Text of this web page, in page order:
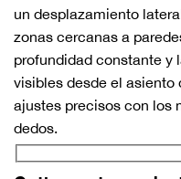
un desplazamiento
zonas cercanas a
profundidad constante y
visibles desde el asiento
ajustes precisos con los
dedos.